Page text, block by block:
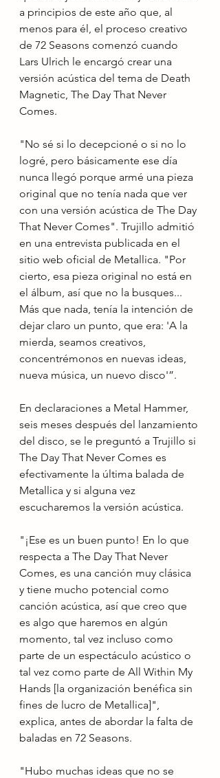
a principios de este año que, al
menos para él, el proceso creativo
de 72 Seasons comenzó cuando
Lars Ulrich le encargó crear una
versión acústica del tema de Death
Magnetic, The Day That Never
Comes.
"No sé si lo decepcioné o si no lo
logré, pero básicamente ese día
nunca llegó porque armé una pieza
original que no tenía nada que ver
con una versión acústica de The Day
That Never Comes". Trujillo admitió
en una entrevista publicada en el
sitio web oficial de Metallica. "Por
cierto, esa pieza original no está en
el álbum, así que no la busques...
Más que nada, tenía la intención de
dejar claro un punto, que era: 'A la
mierda, seamos creativos,
concentrémonos en nuevas ideas,
nueva música, un nuevo disco'”.
En declaraciones a Metal Hammer,
seis meses después del lanzamiento
del disco, se le preguntó a Trujillo si
The Day That Never Comes es
efectivamente la última balada de
Metallica y si alguna vez
escucharemos la versión acústica.
"¡Ese es un buen punto! En lo que
respecta a The Day That Never
Comes, es una canción muy clásica
y tiene mucho potencial como
canción acústica, así que creo que
es algo que haremos en algún
momento, tal vez incluso como
parte de un espectáculo acústico o
tal vez como parte de All Within My
Hands [la organización benéfica sin
fines de lucro de Metallica]",
explica, antes de abordar la falta de
baladas en 72 Seasons.
"Hubo muchas ideas que no se